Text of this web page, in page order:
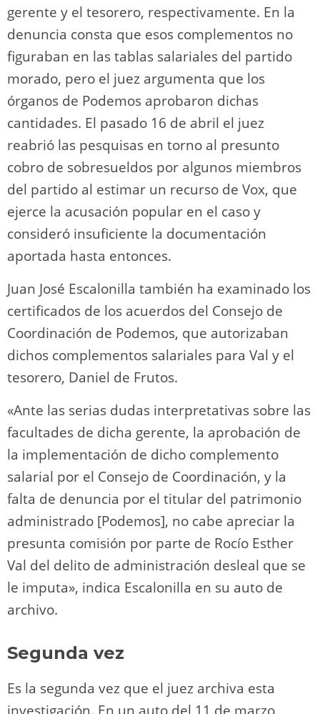
gerente y el tesorero, respectivamente. En la
denuncia consta que esos complementos no
figuraban en las tablas salariales del partido
morado, pero el juez argumenta que los
órganos de Podemos aprobaron dichas
cantidades. El pasado 16 de abril el juez
reabrió las pesquisas en torno al presunto
cobro de sobresueldos por algunos miembros
del partido al estimar un recurso de Vox, que
ejerce la acusación popular en el caso y
consideró insuficiente la documentación
aportada hasta entonces.
Juan José Escalonilla también ha examinado los
certificados de los acuerdos del Consejo de
Coordinación de Podemos, que autorizaban
dichos complementos salariales para Val y el
tesorero, Daniel de Frutos.
«Ante las serias dudas interpretativas sobre las
facultades de dicha gerente, la aprobación de
la implementación de dicho complemento
salarial por el Consejo de Coordinación, y la
falta de denuncia por el titular del patrimonio
administrado [Podemos], no cabe apreciar la
presunta comisión por parte de Rocío Esther
Val del delito de administración desleal que se
le imputa», indica Escalonilla en su auto de
archivo.
Segunda vez
Es la segunda vez que el juez archiva esta